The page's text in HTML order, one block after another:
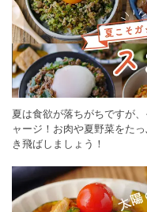
夏は食欲が落ちがちですが
ャージ！お肉や夏野菜をた
き飛ばしましょう！